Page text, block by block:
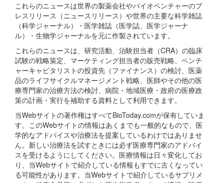
これらのニュースは世界の製薬会社やバイオベンチャーのプ
レスリリース（ニュースリリース）や世界の主要な科学雑誌
（科学ジャーナル）・医学雑誌（医学誌、医学ジャーナ
ル）・生物学ジャーナルを元に作製されています。
これらのニュースは、研究活動、治験担当者（CRA）の臨床
試験の戦略策定、マーケティング担当者の販売戦略、ベンチ
ャーキャピタリストの投資先（ファイナンス）の検討、医薬
品のライフサイクルマネージメント戦略、医師やその他の医
療専門家の治療方法の検討、病院・地域医療・政府の医療政
策の計画・実行を補助する資料として利用できます。
当Webサイトの著作権はすべてBioToday.comが保有していま
す。このWebサイトの情報はあくまでも一般的なもので、医
学的なアドバイスや治療法を提案しているわけではありませ
ん。新しい治療法を試すときには必ず医療専門家のアドバイ
スを受けるようにしてください。医療情報は日々変化してお
り、当Webサイトで紹介している情報もすでに古くなってい
る可能性があります。当Webサイトで紹介しているサプリメ